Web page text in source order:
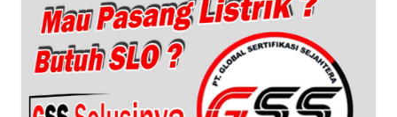
WN
KEPRI
WN